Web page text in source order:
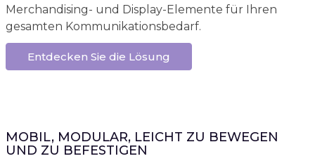
Merchandising- und Display-Elemente für Ihren
gesamten Kommunikationsbedarf.
Entdecken Sie die Lösung
MOBIL, MODULAR, LEICHT ZU BEWEGEN
UND ZU BEFESTIGEN